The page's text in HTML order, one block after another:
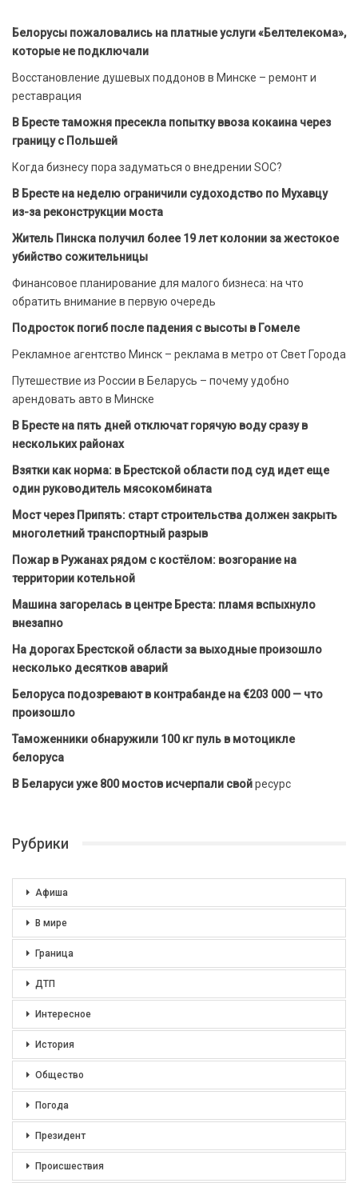
Белорусы пожаловались на платные услуги «Белтелекома»,
которые не подключали
Восстановление душевых поддонов в Минске – ремонт и
реставрация
В Бресте таможня пресекла попытку ввоза кокаина через
границу с Польшей
Когда бизнесу пора задуматься о внедрении SOC?
В Бресте на неделю ограничили судоходство по Мухавцу
из-за реконструкции моста
Житель Пинска получил более 19 лет колонии за жестокое
убийство сожительницы
Финансовое планирование для малого бизнеса: на что
обратить внимание в первую очередь
Подросток погиб после падения с высоты в Гомеле
Рекламное агентство Минск – реклама в метро от Свет Города
Путешествие из России в Беларусь – почему удобно
арендовать авто в Минске
В Бресте на пять дней отключат горячую воду сразу в
нескольких районах
Взятки как норма: в Брестской области под суд идет еще
один руководитель мясокомбината
Мост через Припять: старт строительства должен закрыть
многолетний транспортный разрыв
Пожар в Ружанах рядом с костёлом: возгорание на
территории котельной
Машина загорелась в центре Бреста: пламя вспыхнуло
внезапно
На дорогах Брестской области за выходные произошло
несколько десятков аварий
Белоруса подозревают в контрабанде на €203 000 — что
произошло
Таможенники обнаружили 100 кг пуль в мотоцикле
белоруса
В Беларуси уже 800 мостов исчерпали свойресурс
Рубрики
Афиша
В мире
Граница
ДТП
Интересное
История
Общество
Погода
Президент
Происшествия